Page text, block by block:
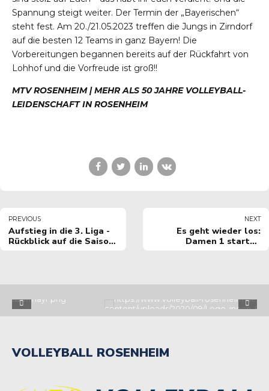
Spannung steigt weiter. Der Termin der „Bayerischen“
steht fest. Am 20./21.05.2023 treffen die Jungs in Zirndorf
auf die besten 12 Teams in ganz Bayern! Die
Vorbereitungen begannen bereits auf der Rückfahrt von
Lohhof und die Vorfreude ist groß!!
MTV ROSENHEIM | MEHR ALS 50 JAHRE VOLLEYBALL-
LEIDENSCHAFT IN ROSENHEIM
PREVIOUS
Aufstieg in die 3. Liga -
Rückblick auf die Saison
NEXT
Es geht wieder los:
Damen 1 starten
VOLLEYBALL ROSENHEIM